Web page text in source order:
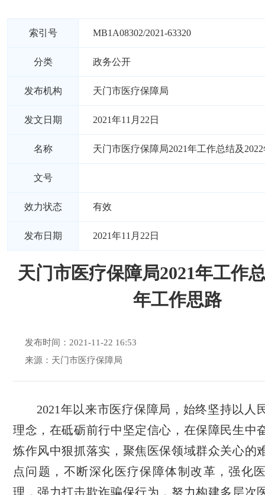
索引号 MB1A08302/2021-63320
分类 政务公开
发布机构 天门市医疗保障局
发文日期 2021年11月22日
名称 天门市医疗保障局2021年工作总结及
文号
效力状态 有效
发布日期 2021年11月22日
天门市医疗保障局2021年工作
年工作思路
发布时间：2021-11-22 16:53
来源：天门市医疗保障局
2021年以来市医疗保障局，始终坚持以人
理念，在砥砺前行中坚定信心，在保障民生中
炼作风中狠抓落实，聚焦医保领域群众关心的
点问题，不断深化医疗保障体制改革，强化
理，强力打击欺诈骗保行为，努力构建多层次